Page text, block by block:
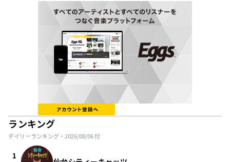
ランキング
デイリーランキング・ 2026/08/06付
1